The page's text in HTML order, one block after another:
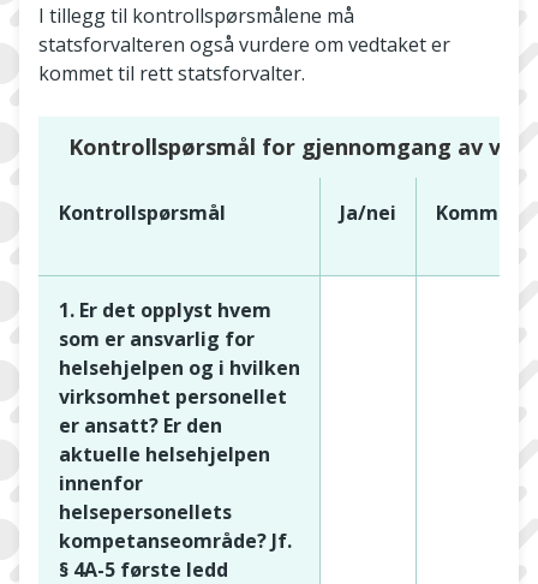
I tillegg til kontrollspørsmålene må
statsforvalteren også vurdere om vedtaket er
kommet til rett statsforvalter.
Kontrollspørsmål for gjennomgang av
Kontrollspørsmål Ja/nei
1. Er det opplyst hvem
som er ansvarlig for
helsehjelpen og i hvilken
virksomhet personellet
er ansatt? Er den
aktuelle helsehjelpen
innenfor
helsepersonellets
kompetanseområde? Jf.
§ 4A-5 første ledd